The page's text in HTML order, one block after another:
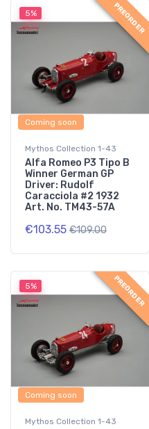
5% PREORDER
Coming soon
Mythos Collection 1-43
Alfa Romeo P3 Tipo B
Winner German GP
Driver: Rudolf
Caracciola #2 1932
Art. No. TM43-57A
€103.55 €109.00
5% PREORDER
Coming soon
Mythos Collection 1-43